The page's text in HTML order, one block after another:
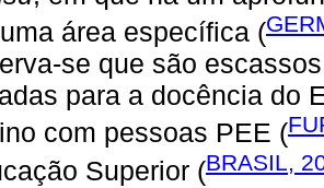
área específica (
se que são
para a docência do
com pessoas PEE (
Superior (BRASIL,